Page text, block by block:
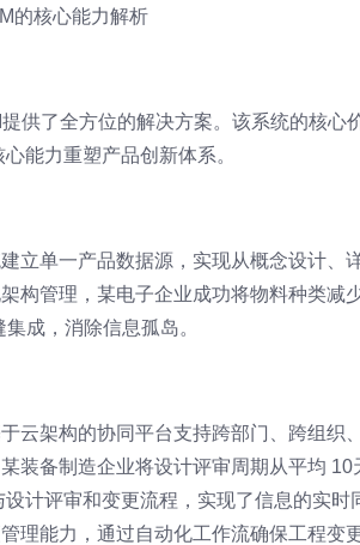
的核心能力解析
供了全方位的解决方案。该系统的核心
能力重塑产品创新体系。
立单一产品数据源，实现从概念设计、
构管理，某电子企业成功将物料种类减
成，消除信息孤岛。
云架构的协同平台支持跨部门、跨组织
装备制造企业将设计评审周期从平均
计评审和变更流程，实现了信息的实时
理能力，通过自动化工作流确保工程变